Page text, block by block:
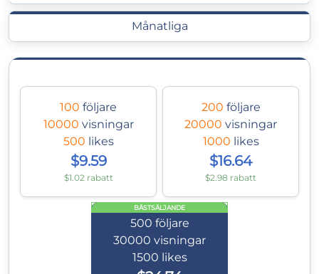
Månatliga
100 följare
10000 visningar
500 likes
$9.59
$1.02 rabatt
200 följare
20000 visningar
1000 likes
$16.64
$2.98 rabatt
BÄSTSÄLJANDE
500 följare
30000 visningar
1500 likes